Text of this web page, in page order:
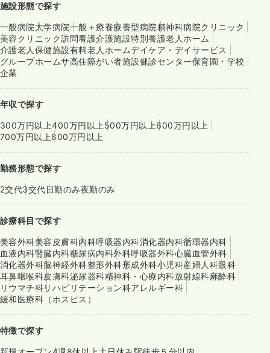
施設形態で探す
一般病院大学病院一般＋療養療養型病院精神科病院クリニック
美容クリニック訪問看護介護施設特別養護老人ホーム
介護老人保健施設有料老人ホームデイケア・デイサービス
グループホームサ高住障がい者施設健診センター保育園・学校
企業
年収で探す
300万円以上400万円以上 500万円以上600万円以上
700万円以上800万円以上
勤務形態で探す
2交代3交代日勤のみ夜勤のみ
診療科目で探す
美容外科美容皮膚科内科呼吸器内科消化器内科循環器内科
血液内科腎臓内科糖尿病内科外科呼吸器外科心臓血管外科
消化器外科脳神経外科整形外科形成外科小児科産婦人科眼科
耳鼻咽喉科皮膚科泌尿器科精神科・心療内科放射線科麻酔科
リウマチ科リハビリテーション科アレルギー科
緩和医療科（ホスピス）
特徴で探す